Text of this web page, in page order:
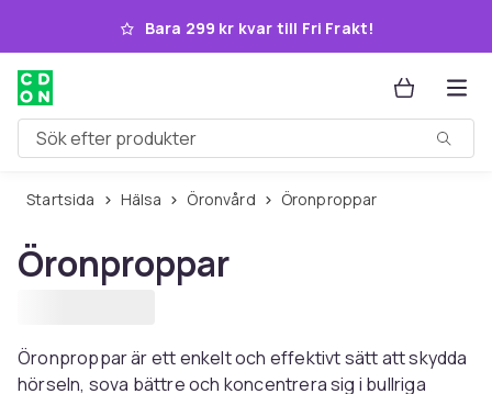
Hoppa till huvudinnehållet
Bara 299 kr kvar till Fri Frakt!
Sök efter produkter
Startsida Hälsa Öronvård Öronproppar
Öronproppar
Öronproppar är ett enkelt och effektivt sätt att skydda
hörseln, sova bättre och koncentrera sig i bullriga